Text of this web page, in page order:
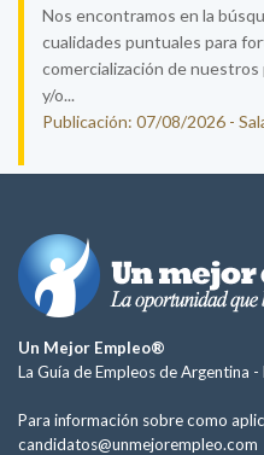
Nos encontramos en la
cualidades puntuales para
comercialización de
y/o...
Publicación: 07/08/2026 -
Un Mejor Empleo®
La Guía de Empleos de Argentina -
Para información sobre como
candidatos@unmejorempleo.com